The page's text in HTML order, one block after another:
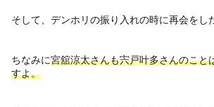
そして、デンホリの振り入れの時に再会をし
ちなみに宮舘涼太さんも宍戸叶多さんのこと
すよ。